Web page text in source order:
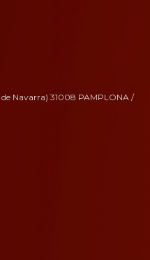
Navarra) 31008 PAMPLONA /